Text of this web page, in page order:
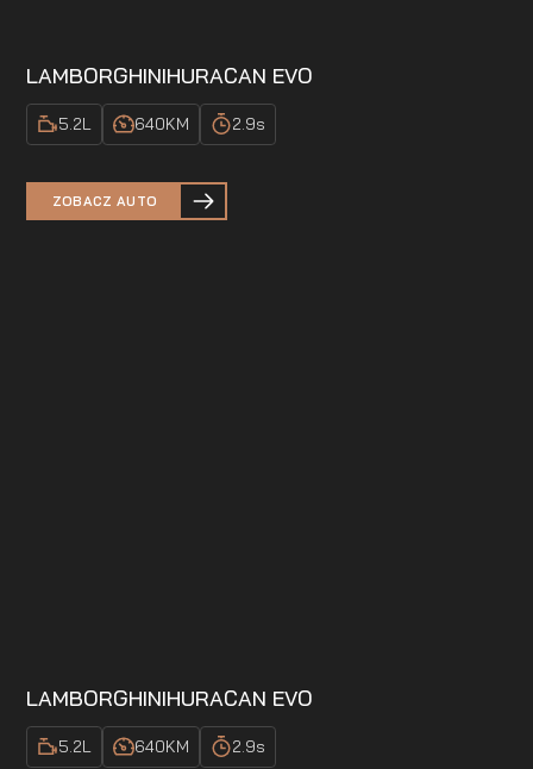
LAMBORGHINIHURACAN EVO
5.2L 640KM 2.9s
ZOBACZ AUTO
LAMBORGHINIHURACAN EVO
5.2L 640KM 2.9s